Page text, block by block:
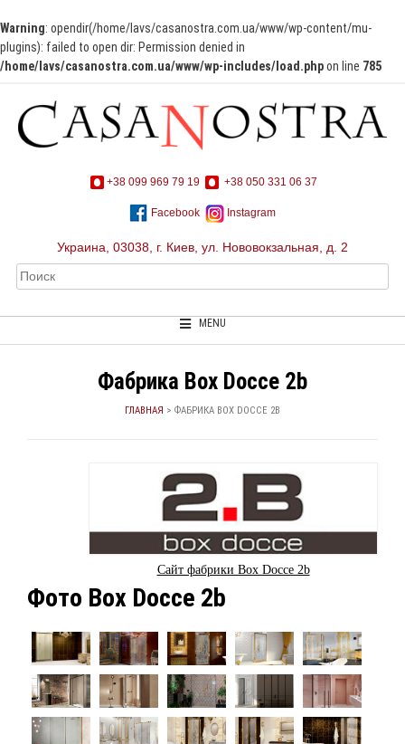
Warning: opendir(/home/lavs/casanostra.com.ua/www/wp-content/mu-
plugins): failed to open dir: Permission denied in
/home/lavs/casanostra.com.ua/www/wp-includes/load.phpon line 785
+38 099 969 79 19 +38 050 331 06 37
Facebook Instagram
Украина, 03038, г. Киев, ул. Нововокзальная, д. 2
MENU
Фабрика Box Docce 2b
ГЛАВНАЯ > ФАБРИКА BOX DOCCE 2B
Сайт фабрики Box Docce 2b
Фото Box Docce 2b